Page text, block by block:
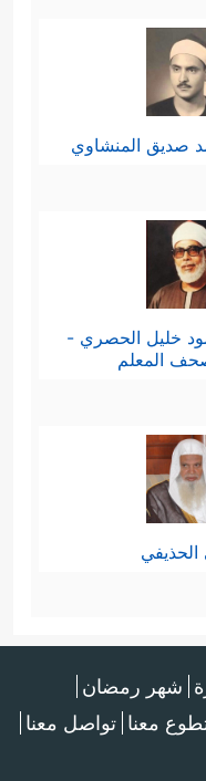
صديق المنشاوي
خليل الحصري -
المعلم
شهر رمضان
معنا تواصل معنا